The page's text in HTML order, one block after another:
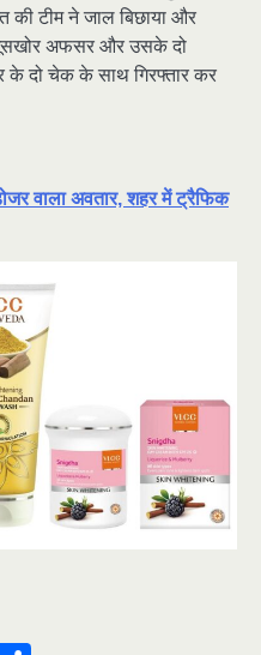
की टीम ने जाल बिछाया और
अफसर और उसके दो
के दो चेक के साथ गिरफ्तार कर
वाला अवतार, शहर में ट्रैफिक